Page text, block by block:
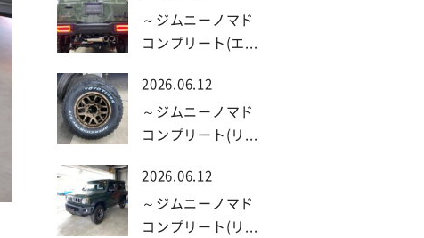
～ジムニーノマド
コンプリート(エ...
2026.06.12
～ジムニーノマド
コンプリート(リ...
2026.06.12
～ジムニーノマド
コンプリート(リ...